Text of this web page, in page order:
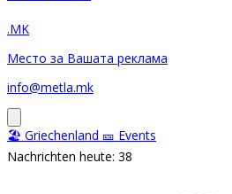
.MK
Место за Вашата реклама
info@metla.mk
🏖️ Griechenland 🎫 Events
Nachrichten heute: 38